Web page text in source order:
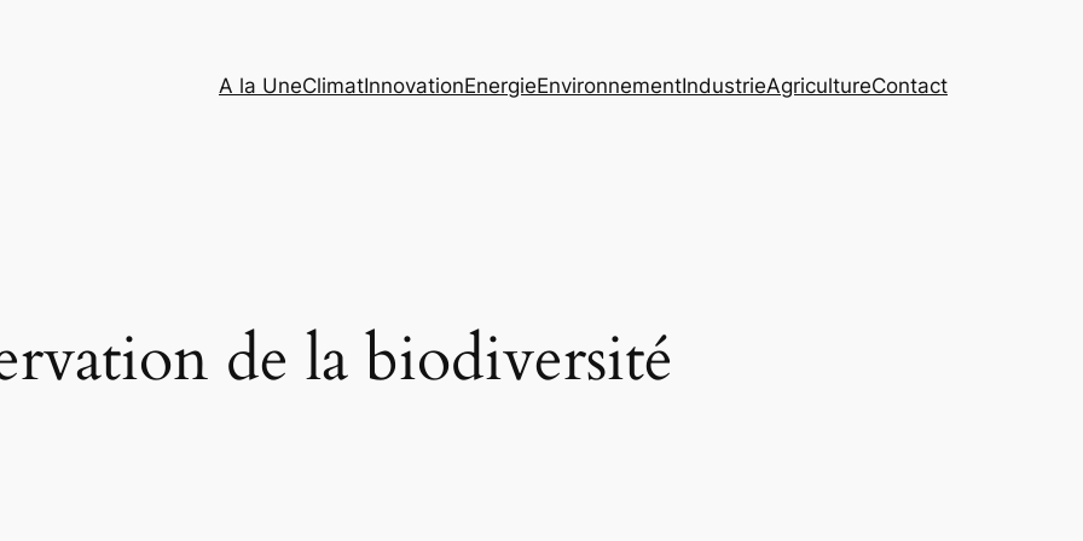
A la UneClimatInnovationEnergieEnvironnementIndustrieAgricultureContact
de la biodiversité